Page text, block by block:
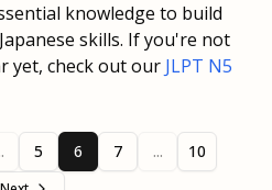
knowledge to build
skills. If you're not
yet, check out our JLPT N5
5 6 7 ... 10